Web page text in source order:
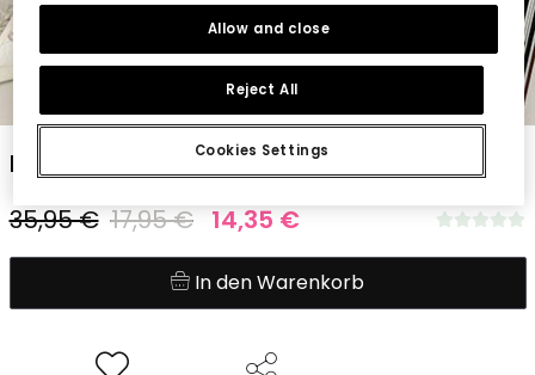
2 3
Bedrucktes Kleid
35,95 € 17,95 € 14,35 €
In den Warenkorb
Cookies Settings
Reject All
Allow and close